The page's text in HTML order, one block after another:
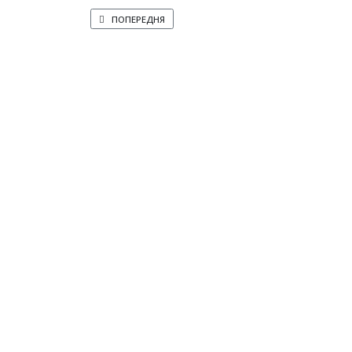
ПОПЕРЕДНЯ СТАТТЯ: КИЇВСЬКА РАННЯ
ПОПЕРЕДНЯ